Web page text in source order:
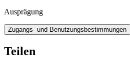
Ausprägung
Zugangs- und Benutzungsbestimmungen
Teilen